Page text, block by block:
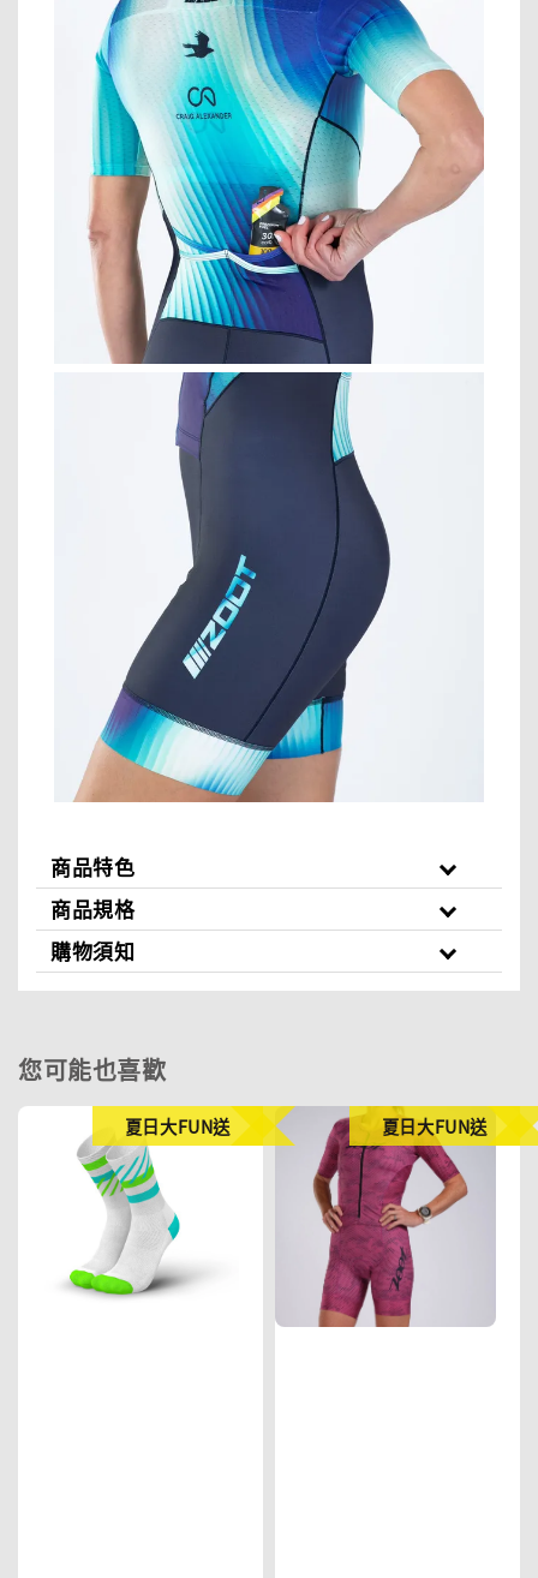
商品特色
商品規格
購物須知
您可能也喜歡
夏日大FUN送 夏日大FUN送